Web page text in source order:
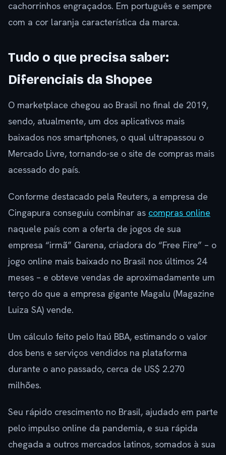
cachorrinhos engraçados. Em português e sempre
com a cor laranja característica da marca.
Tudo o que precisa saber:
Diferenciais da Shopee
O marketplace chegou ao Brasil no final de 2019,
sendo, atualmente, um dos aplicativos mais
baixados nos smartphones, o qual ultrapassou o
Mercado Livre, tornando-se o site de compras mais
acessado do país.
Conforme destacado pela Reuters, a empresa de
Cingapura conseguiu combinar as compras online
naquele país com a oferta de jogos de sua
empresa “irmã” Garena, criadora do “Free Fire” – o
jogo online mais baixado no Brasil nos últimos 24
meses – e obteve vendas de aproximadamente um
terço do que a empresa gigante Magalu (Magazine
Luiza SA) vende.
Um cálculo feito pelo Itaú BBA, estimando o valor
dos bens e serviços vendidos na plataforma
durante o ano passado, cerca de US$ 2.270
milhões.
Seu rápido crescimento no Brasil, ajudado em parte
pelo impulso online da pandemia, e sua rápida
chegada a outros mercados latinos, somados à sua